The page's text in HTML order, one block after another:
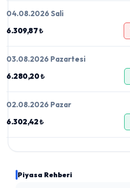
04.08.2026 Sali
6.309,87 ₺
03.08.2026 Pazartesi
6.280,20 ₺
02.08.2026 Pazar
6.302,42 ₺
Piyasa Rehberi